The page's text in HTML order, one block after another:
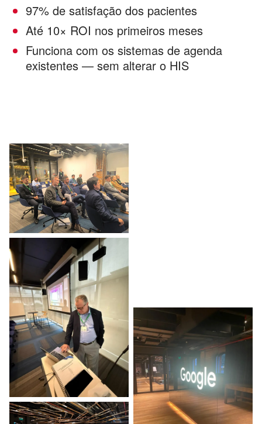
97% de satisfação dos pacientes
Até 10× ROI nos primeiros meses
Funciona com os sistemas de agenda
existentes — sem alterar o HIS